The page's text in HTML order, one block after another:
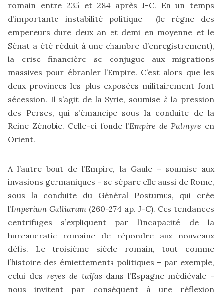
romain entre 235 et 284 après J-C. En un temps
d’importante instabilité politique (le règne des
empereurs dure deux an et demi en moyenne et le
Sénat a été réduit à une chambre d’enregistrement),
la crise financière se conjugue aux migrations
massives pour ébranler l’Empire. C’est alors que les
deux provinces les plus exposées militairement font
sécession. Il s’agit de la Syrie, soumise à la pression
des Perses, qui s’émancipe sous la conduite de la
Reine Zénobie. Celle-ci fonde l’Empire de Palmyre en
Orient.
A l’autre bout de l’Empire, la Gaule – soumise aux
invasions germaniques - se sépare elle aussi de Rome,
sous la conduite du Général Postumus, qui crée
l’Imperium Galliarum (260-274 ap. J-C). Ces tendances
centrifuges s’expliquent par l’incapacité de la
bureaucratie romaine de répondre aux nouveaux
défis. Le troisième siècle romain, tout comme
l’histoire des émiettements politiques – par exemple,
celui des reyes de taïfas dans l’Espagne médiévale -
nous invitent par conséquent à une réflexion